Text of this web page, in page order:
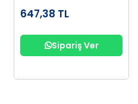
647,38 TL
Sipariş Ver